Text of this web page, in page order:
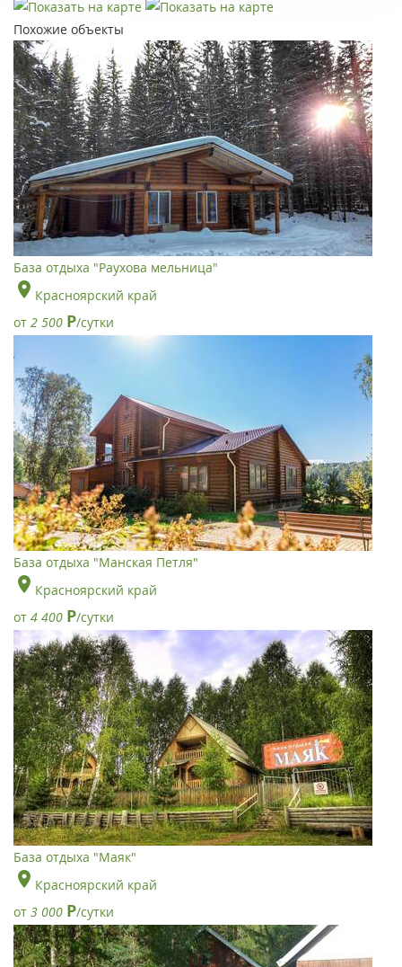
Похожие объекты
База отдыха "Раухова мельница"
Красноярский край
от 2 500 Р/сутки
База отдыха "Манская Петля"
Красноярский край
от 4 400 Р/сутки
База отдыха "Маяк"
Красноярский край
от 3 000 Р/сутки